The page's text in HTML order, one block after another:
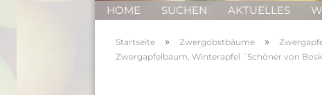
HOME SUCHEN AKTUELLES
Startseite » Zwergobstbäume »
Zwergapfelbaum, Winterapfel ´Schöner von